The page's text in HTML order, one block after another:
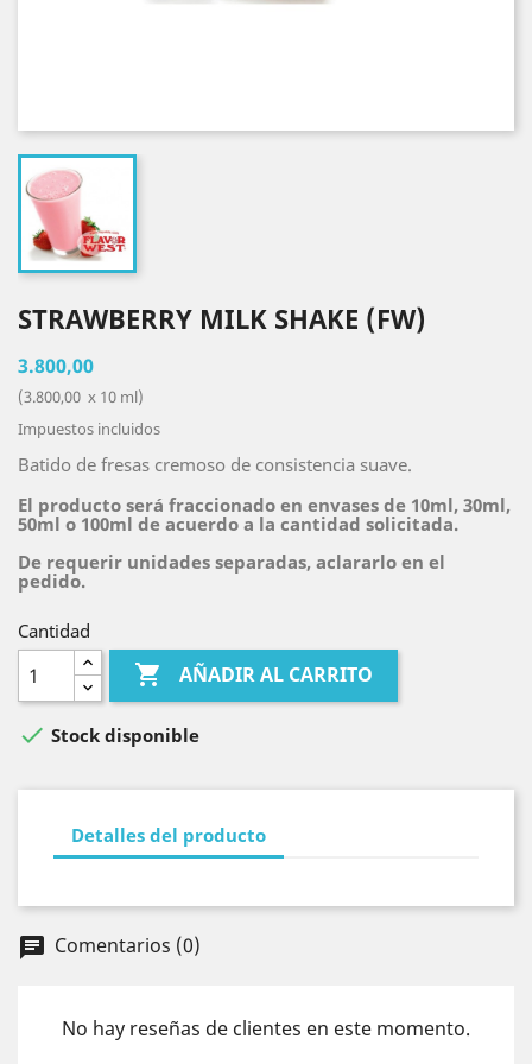
STRAWBERRY MILK SHAKE (FW)
3.800,00
(3.800,00 x 10 ml)
Impuestos incluidos
Batido de fresas cremoso de consistencia suave.
El producto será fraccionado en envases de 10ml, 30ml,
50ml o 100ml de acuerdo a la cantidad solicitada.
De requerir unidades separadas, aclararlo en el
pedido.
Cantidad
 AÑADIR AL CARRITO
 Stock disponible
Detalles del producto
chat Comentarios (0)
No hay reseñas de clientes en este momento.